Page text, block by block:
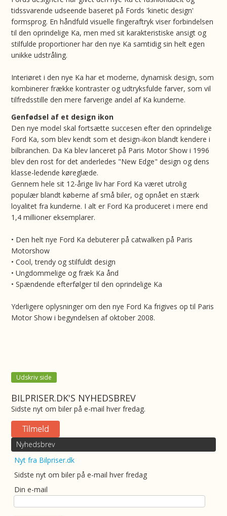
tidssvarende udseende baseret på Fords 'kinetic design'
formsprog. En håndfuld visuelle fingeraftryk viser forbindelsen
til den oprindelige Ka, men med sit karakteristiske ansigt og
stilfulde proportioner har den nye Ka samtidig sin helt egen
unikke udstråling.
Interiøret i den nye Ka har et moderne, dynamisk design, som
kombinerer frække kontraster og udtryksfulde farver, som vil
tilfredsstille den mere farverige andel af Ka kunderne.
Genfødsel af et design ikon
Den nye model skal fortsætte succesen efter den oprindelige
Ford Ka, som blev kendt som et design-ikon blandt kendere i
bilbranchen. Da Ka blev lanceret på Paris Motor Show i 1996
blev den rost for det anderledes "New Edge" design og dens
klasse-ledende køreglæde.
Gennem hele sit 12-årige liv har Ford Ka været utrolig
populær blandt køberne af små biler, og opnået en stærk
loyalitet fra kunderne. I alt er Ford Ka produceret i mere end
1,4 millioner eksemplarer.
• Den helt nye Ford Ka debuterer på catwalken på Paris
Motorshow
• Cool, trendy og stilfuldt design
• Ungdommelige og fræk Ka ånd
• Spændende efterfølger til den oprindelige Ka
Yderligere oplysninger om den nye Ford Ka frigives op til Paris
Motor Show i begyndelsen af oktober 2008.
Udskriv side
BILPRISER.DK'S NYHEDSBREV
Sidste nyt om biler på e-mail hver fredag.
Nyhedsbrev
Nyt fra Bilpriser.dk
Sidste nyt om biler på e-mail hver fredag
Din e-mail